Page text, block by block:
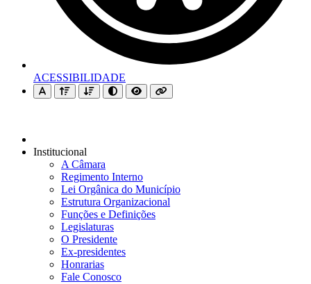
ACESSIBILIDADE
Institucional
A Câmara
Regimento Interno
Lei Orgânica do Município
Estrutura Organizacional
Funções e Definições
Legislaturas
O Presidente
Ex-presidentes
Honrarias
Fale Conosco